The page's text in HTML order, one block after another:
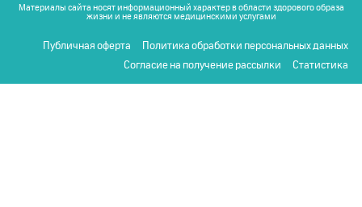
Материалы сайта носят информационный характер в области здорового образа
жизни и не являются медицинскими услугами
Публичная оферта
Политика обработки персональных данных
Согласие на получение рассылки
Статистика